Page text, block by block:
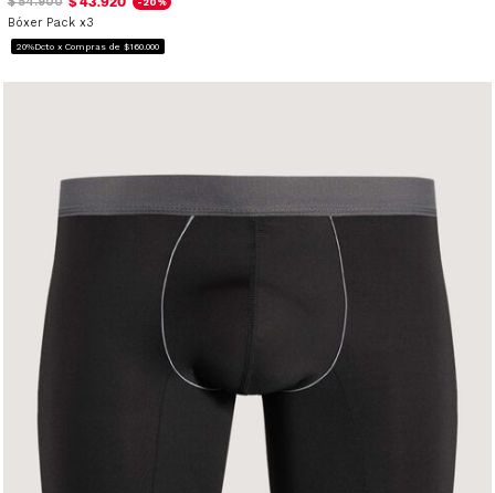
Bóxer Pack x3
20%Dcto x Compras de $160.000